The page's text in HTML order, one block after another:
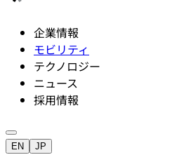
企業情報
モビリティ
テクノロジー
ニュース
採用情報
EN JP